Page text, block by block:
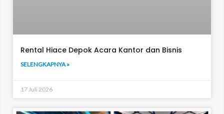
Rental Hiace Depok Acara Kantor dan Bisnis
SELENGKAPNYA »
17 Juli 2026